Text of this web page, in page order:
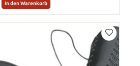
In den Warenkorb